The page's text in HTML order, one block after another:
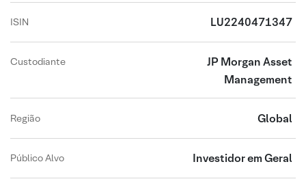
ISIN LU2240471347
Custodiante
JP Morgan Asset
Management
Região Global
Público Alvo Investidor em Geral